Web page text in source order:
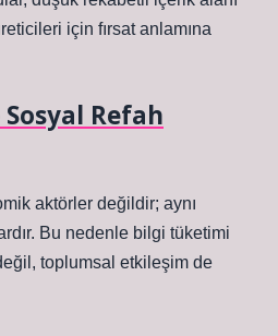
için fırsat anlamına
Refah
aktörler değildir; aynı
Bu nedenle bilgi tüketimi
toplumsal etkileşim de